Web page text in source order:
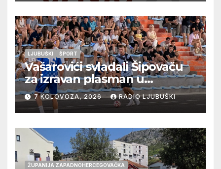
LJUBUŠKI ŠPORT
Vašarovići svladali Šipovaču
za izravan plasman u
četvrtfinale, Grab izborio
prolazak dalje, Klobuk ispao,
večeras počinje četvrtfinale
juniora
7 KOLOVOZA, 2026 RADIO LJUBUŠKI
ŽUPANIJA ZAPADNOHERCEGOVAČKA